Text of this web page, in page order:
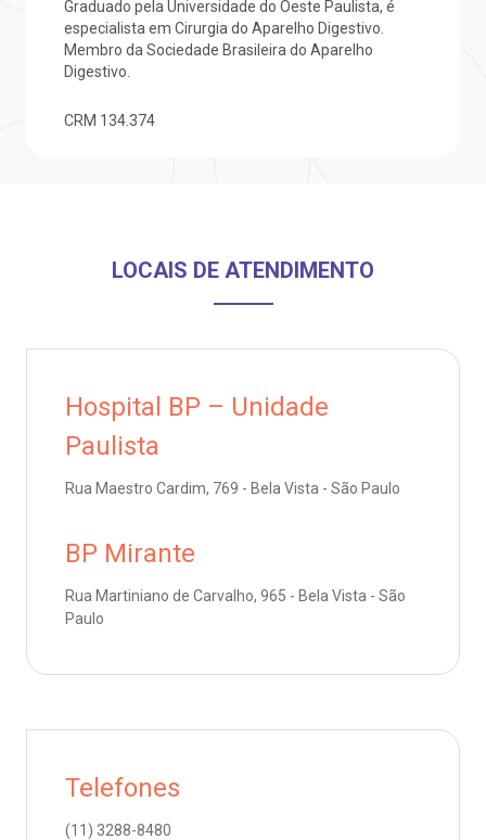
Saiba mais
Endereço:
CEP: 01323-001 | Bela Vista
Endereço:
CEP: 01438-000 | Jardim Paulista
São Paulo - SP
de Sangue
de cuidado
e perdidos
Graduado pela Universidade do Oeste Paulista, é
especialista em Cirurgia do Aparelho Digestivo.
Membro da Sociedade Brasileira do Aparelho
Digestivo.
CRM 134.374
LOCAIS DE ATENDIMENTO
Hospital BP – Unidade
Paulista
Rua Maestro Cardim, 769 - Bela Vista - São Paulo
BP Mirante
Rua Martiniano de Carvalho, 965 - Bela Vista - São
Paulo
Telefones
(11) 3288-8480